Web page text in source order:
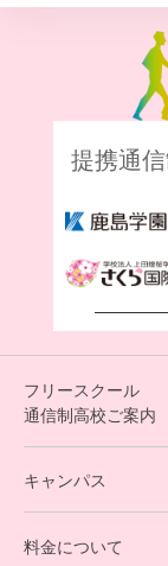
提携通
フリースクール
通信制高校ご案内
オンラインコース
キャンパス
料金について